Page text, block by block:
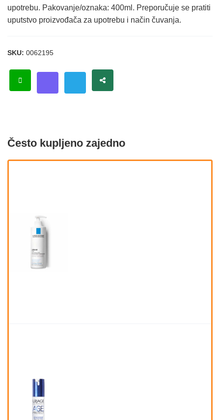
upotrebu. Pakovanje/oznaka: 400ml. Preporučuje se pratiti
uputstvo proizvođača za upotrebu i način čuvanja.
SKU: 0062195
Često kupljeno zajedno